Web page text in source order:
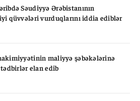
Səudiyyə Ərəbistanının
qüvvələri vurduqlarını iddia ediblər
maliyyə şəbəkələrinə
tədbirlər elan edib